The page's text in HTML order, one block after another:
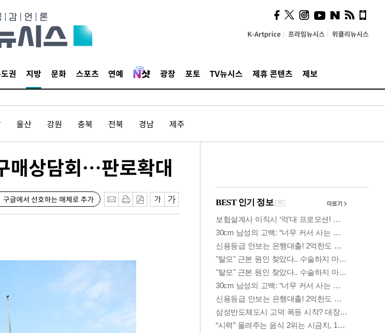
K-Artprice 프라임뉴시스 위클리뉴시스
권 지방 문화 스포츠 연예 광장 포토 TV뉴시스 제휴 콘텐츠 제보
울산 강원 충북 전북 경남 제주
매상담회…판로확대
구글에서 선호하는 매체로 추가
사이 해답 찾았죠"…알을
깨고 나온 '초자아'